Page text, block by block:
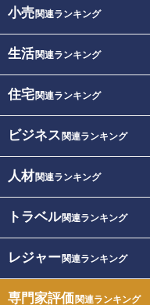
小売関連ランキング
生活関連ランキング
住宅関連ランキング
ビジネス 関連ランキング
人材関連ランキング
トラベル関連ランキング
レジャー関連ランキング
専門家評価関連ランキング